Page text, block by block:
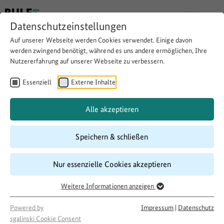
Datenschutzeinstellungen
Auf unserer Webseite werden Cookies verwendet. Einige davon
werden zwingend benötigt, während es uns andere ermöglichen, Ihre
Nutzererfahrung auf unserer Webseite zu verbessern.
Essenziell Externe Inhalte
Alle akzeptieren
Speichern & schließen
Nur essenzielle Cookies akzeptieren
Weitere Informationen anzeigen
Powered by
sgalinski Cookie Consent
Impressum | Datenschutz
Nähwerkstatt als Ort der
Begegnung und des
Austauschs
Copy link
10/2017–10/2018
Förderung
500 LandInitiativen